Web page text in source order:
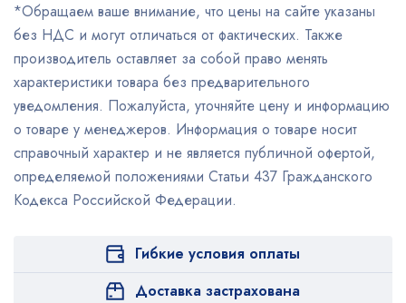
*Обращаем ваше внимание, что цены на сайте указаны
без НДС и могут отличаться от фактических. Также
производитель оставляет за собой право менять
характеристики товара без предварительного
уведомления. Пожалуйста, уточняйте цену и информацию
о товаре у менеджеров. Информация о товаре носит
справочный характер и не является публичной офертой,
определяемой положениями Статьи 437 Гражданского
Кодекса Российской Федерации.
Гибкие условия оплаты
Доставка застрахована